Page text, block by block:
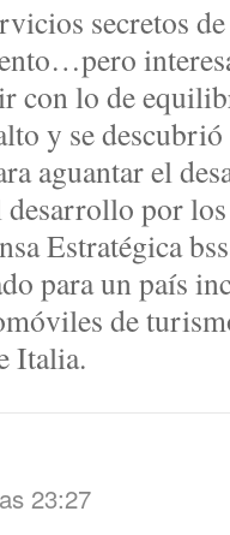
secretos
con lo de
y se
aguantar el
por
Estratégica
para un país
de
Italia.
23:27